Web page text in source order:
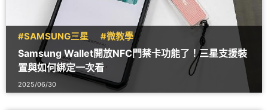
#SAMSUNG三星 #微教學
Samsung Wallet開放NFC門禁卡功能了！三星支援裝
置與如何綁定一次看
2025/06/30